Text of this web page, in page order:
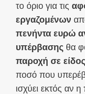
το όριο για τις
εργαζομένων
πενήντα ευρώ
υπέρβασης θα
παροχή σε είδος
ποσό που
ισχύει εκτός αν η